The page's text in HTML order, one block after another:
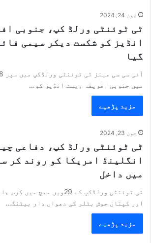
جون 24, 2024
ٹی ٹوئنٹی ورلڈ کپ، جنوبی
انڈیز کو شکست دیکر سیمی
گیا
میں جنوبی افریقہ ویسٹ انڈیز کو…
مزید پڑھیے
جون 23, 2024
ٹی ٹوئنٹی ورلڈ کپ، دفاعی
انگلینڈ امریکا کو روند کر
میں داخل
ٹی ٹوئنٹی ورلڈکپ کے 29ویں
اور کپتان جوش بٹلر کی دھواں دار بیٹنگ…
مزید پڑھیے